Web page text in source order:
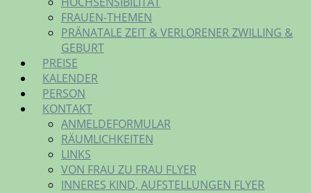
FRAUEN-THEMEN
PRÄNATALE ZEIT & VERLORENER ZWILLING &
GEBURT
PREISE
KALENDER
PERSON
KONTAKT
ANMELDEFORMULAR
RÄUMLICHKEITEN
LINKS
VON FRAU ZU FRAU FLYER
INNERES KIND, AUFSTELLUNGEN FLYER